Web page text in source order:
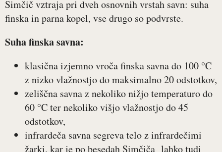
Simčič vztraja pri dveh osnovnih vrstah savn: suha
finska in parna kopel, vse drugo so podvrste.
Suha finska savna:
klasična izjemno vroča finska savna do 100 °C
z nizko vlažnostjo do maksimalno 20 odstotkov,
zeliščna savna z nekoliko nižjo temperaturo do
60 °C ter nekoliko višjo vlažnostjo do 45
odstotkov,
infrardeča savna segreva telo z infrardečimi
žarki, kar je po besedah Simčiča lahko tudi